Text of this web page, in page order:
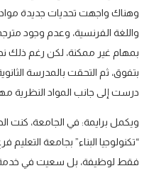
وهناك واجهت تحديات جديدة
واللغة الفرنسية، وعدم وجود
بمهام غير ممكنة، لكن رغم ذلك
بتفوق، ثم التحقت بالمدرسة
درست إلى جانب المواد النظرية
ويكمل برايمة: في الجامعة، كنت
“تكنولوجيا البناء” بجامعة
فقط لوظيفة، بل سعيت في